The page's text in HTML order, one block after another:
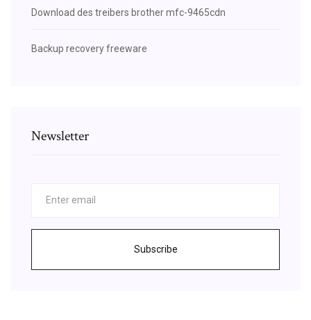
Download des treibers brother mfc-9465cdn
Backup recovery freeware
Newsletter
Subscribe